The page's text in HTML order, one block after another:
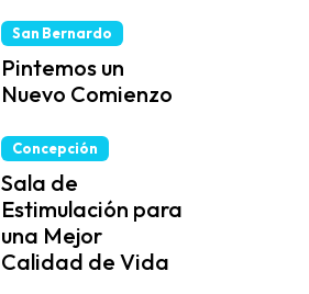
San Bernardo
Pintemos un
Nuevo Comienzo
Concepción
Sala de
Estimulación para
una Mejor
Calidad de Vida